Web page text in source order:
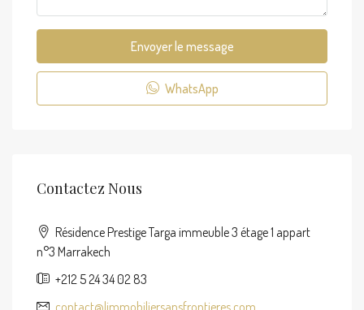
Envoyer le message
WhatsApp
Contactez Nous
Résidence Prestige Targa immeuble 3 étage 1 appart
n°3 Marrakech
+212 5 24 34 02 83
contact@limmobiliersansfrontieres.com